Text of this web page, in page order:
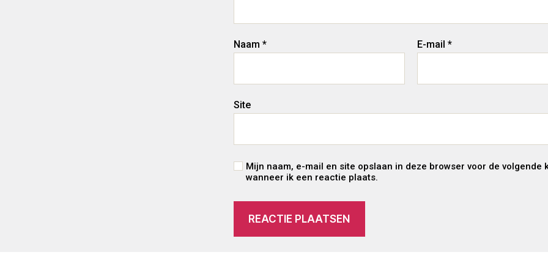
Naam * E-mail *
Site
Mijn naam, e-mail en site opslaan in deze browser voor de volgende
wanneer ik een reactie plaats.